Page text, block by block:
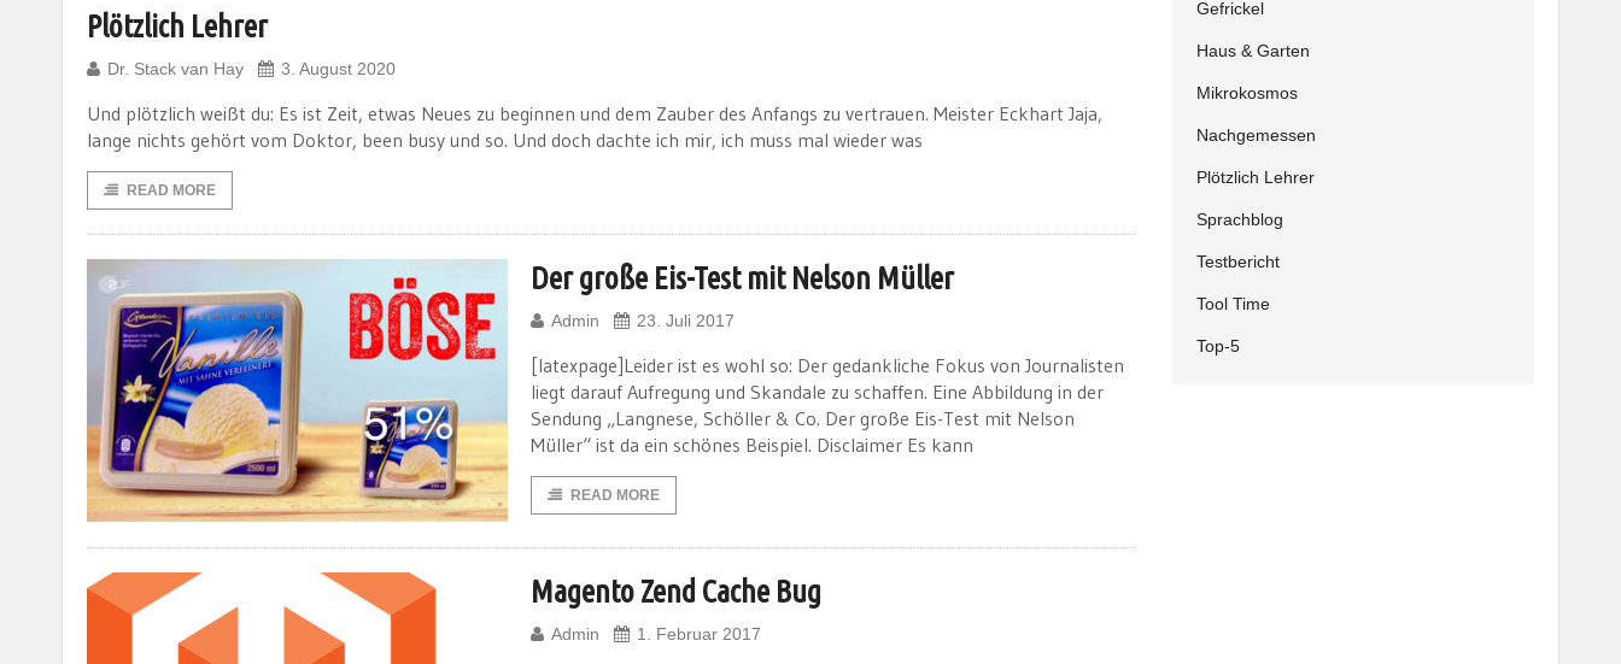
Plötzlich Lehrer
Dr. Stack van Hay 3. August 2020
Und plötzlich weißt du: Es ist Zeit, etwas Neues zu beginnen und dem Zauber des Anfangs zu vertrauen. Meister Eckhart Jaja,
lange nichts gehört vom Doktor, been busy und so. Und doch dachte ich mir, ich muss mal wieder was
READ MORE
Der große Eis-Test mit Nelson Müller
Admin 23. Juli 2017
[latexpage]Leider ist es wohl so: Der gedankliche Fokus von Journalisten
liegt darauf Aufregung und Skandale zu schaffen. Eine Abbildung in der
Sendung „Langnese, Schöller & Co. Der große Eis-Test mit Nelson
Müller“ ist da ein schönes Beispiel. Disclaimer Es kann
READ MORE
Magento Zend Cache Bug
Admin 1. Februar 2017
Gefrickel
Haus & Garten
Mikrokosmos
Nachgemessen
Plötzlich Lehrer
Sprachblog
Testbericht
Tool Time
Top-5